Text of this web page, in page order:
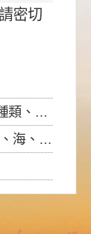
密切
生效。
備案事宜